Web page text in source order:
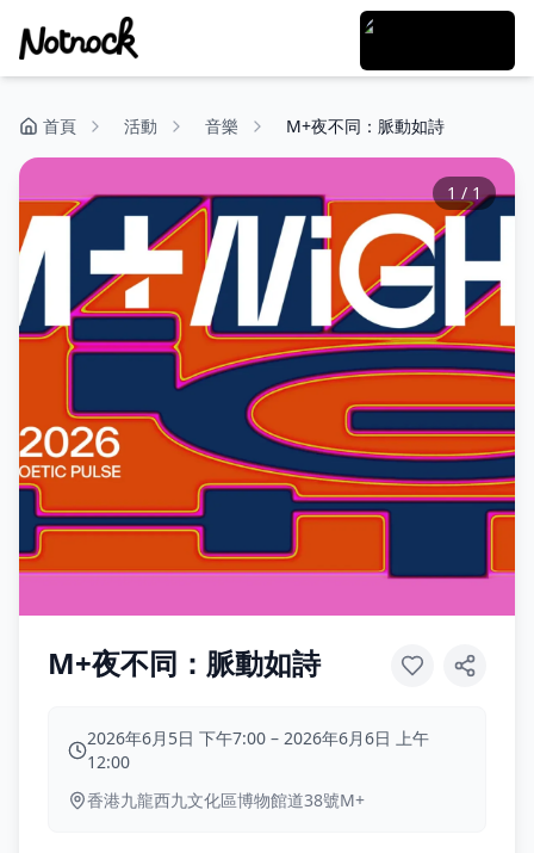
首頁 活動 音樂 M+夜不同：脈動如詩
1/ 1
M+夜不同：脈動如詩
2026年6月5日 下午7:00 – 2026年6月6日 上午
12:00
香港九龍西九文化區博物館道38號M+